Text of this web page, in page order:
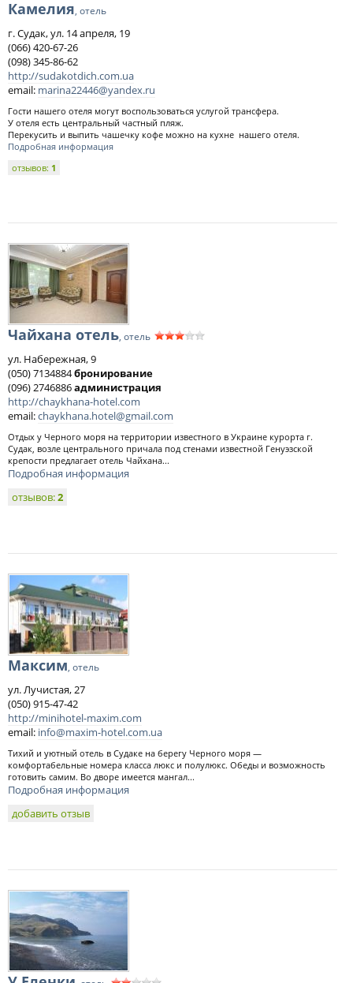
Камелия, отель
г. Судак, ул. 14 апреля, 19
(066) 420-67-26
(098) 345-86-62
http://sudakotdich.com.ua
email: marina22446@yandex.ru
Гости нашего отеля могут воспользоваться услугой трансфера.
У отеля есть центральный частный пляж.
Перекусить и выпить чашечку кофе можно на кухне нашего отеля.
Подробная информация
отзывов: 1
Чайхана отель, отель
ул. Набережная, 9
(050) 7134884бронирование
(096) 2746886администрация
http://chaykhana-hotel.com
email:chaykhana.hotel@gmail.com
Отдых у Черного моря на территории известного в Украине курорта г.
Судак, возле центрального причала под стенами известной Генуэзской
крепости предлагает отель Чайхана...
Подробная информация
отзывов:2
Максим, отель
ул. Лучистая, 27
(050) 915-47-42
http://minihotel-maxim.com
email: info@maxim-hotel.com.ua
Тихий и уютный отель в Судаке на берегу Черного моря —
комфортабельные номера класса люкс и полулюкс. Обеды и возможность
готовить самим. Во дворе имеется мангал...
Подробная информация
добавить отзыв